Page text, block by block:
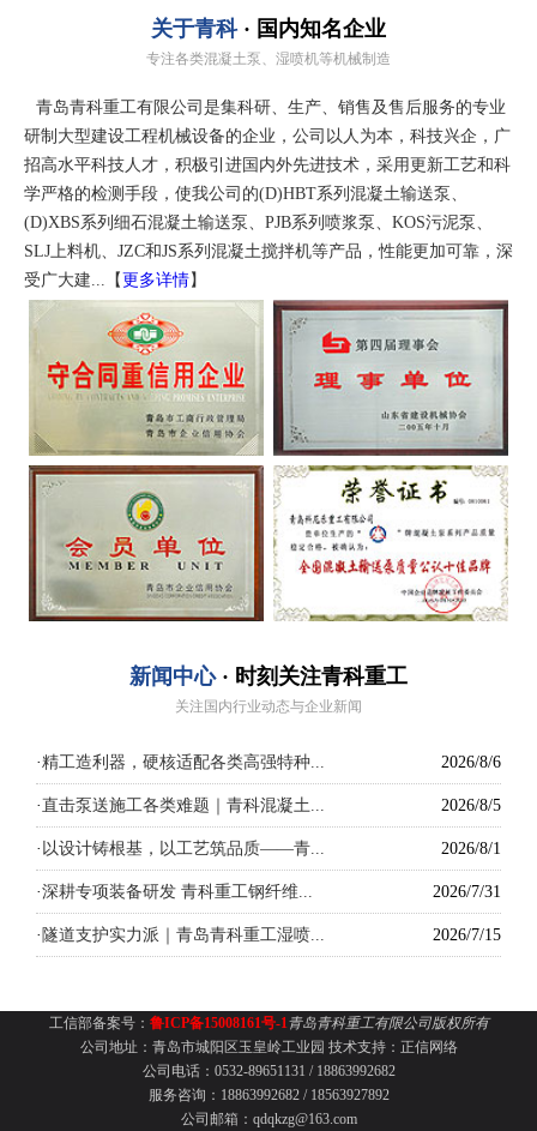
关于青科· 国内知名企业
专注各类混凝土泵、湿喷机等机械制造
青岛青科重工有限公司是集科研、生产、销售及售后服务的专业
研制大型建设工程机械设备的企业，公司以人为本，科技兴企，广
招高水平科技人才，积极引进国内外先进技术，采用更新工艺和科
学严格的检测手段，使我公司的(D)HBT系列混凝土输送泵、
(D)XBS系列细石混凝土输送泵、PJB系列喷浆泵、KOS污泥泵、
SLJ上料机、JZC和JS系列混凝土搅拌机等产品，性能更加可靠，深
受广大建...【 更多详情】
新闻中心· 时刻关注青科重工
关注国内行业动态与企业新闻
2026/8/6
·精工造利器，硬核适配各类高强特种...
2026/8/5
·直击泵送施工各类难题｜青科混凝土...
2026/8/1
· 以设计铸根基，以工艺筑品质——青...
2026/7/31
·深耕专项装备研发 青科重工钢纤维...
2026/7/15
· 隧道支护实力派｜青岛青科重工湿喷...
工信部备案号： 鲁ICP备15008161号-1青岛青科重工有限公司版权所有
公司地址：青岛市城阳区玉皇岭工业园 技术支持： 正信网络
公司电话：0532-89651131 / 18863992682
服务咨询：18863992682 / 18563927892
公司邮箱：qdqkzg@163.com